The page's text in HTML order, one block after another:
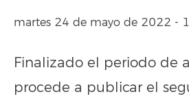
martes 24 de mayo de 2022 -
Finalizado el periodo de
procede a publicar el